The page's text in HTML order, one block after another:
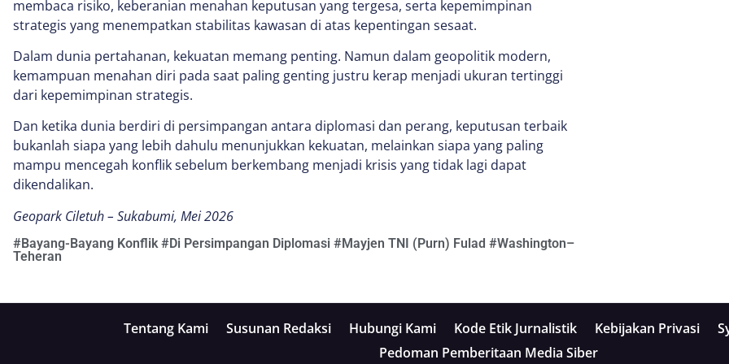
membaca risiko, keberanian menahan keputusan yang tergesa, serta kepemimpinan
strategis yang menempatkan stabilitas kawasan di atas kepentingan sesaat.
Dalam dunia pertahanan, kekuatan memang penting. Namun dalam geopolitik modern,
kemampuan menahan diri pada saat paling genting justru kerap menjadi ukuran tertinggi
dari kepemimpinan strategis.
Dan ketika dunia berdiri di persimpangan antara diplomasi dan perang, keputusan terbaik
bukanlah siapa yang lebih dahulu menunjukkan kekuatan, melainkan siapa yang paling
mampu mencegah konflik sebelum berkembang menjadi krisis yang tidak lagi dapat
dikendalikan.
Geopark Ciletuh – Sukabumi, Mei 2026
#Bayang-Bayang Konflik#Di Persimpangan Diplomasi #Mayjen TNI (Purn) Fulad #Washington–
Teheran
Tentang Kami Susunan Redaksi Hubungi Kami Kode Etik Jurnalistik Kebijakan Privasi
Pedoman Pemberitaan Media Siber